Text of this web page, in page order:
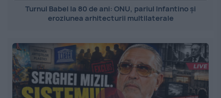
Turnul Babel la 80 de ani: ONU, pariul Infantino și
eroziunea arhitecturii multilaterale